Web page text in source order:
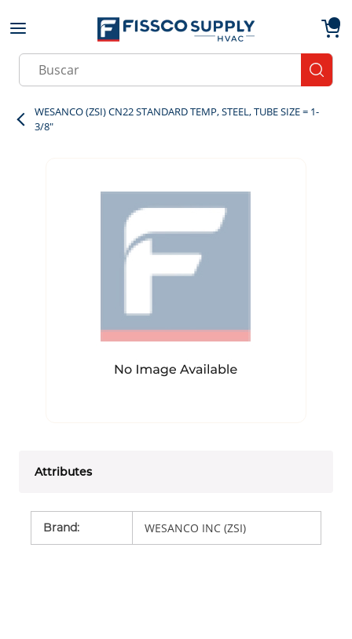
Skip to main content
Site Search
WESANCO (ZSI) CN22 STANDARD TEMP, STEEL, TUBE SIZE = 1-
3/8"
Attributes
Brand: WESANCO INC (ZSI)